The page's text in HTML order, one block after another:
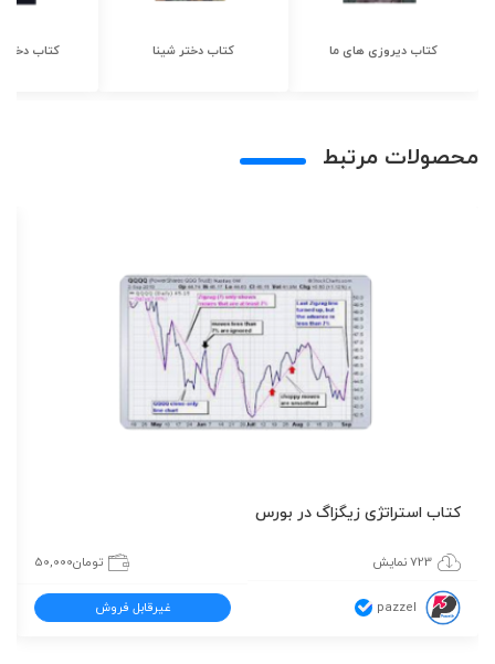
کتاب دیروزی های ما کتاب دختر شینا کتاب دختر
محصولات مرتبط
کتاب استراتژی زیگزاگ در بورس
723 نمایش تومان50,000
pazzel غیرقابل فروش